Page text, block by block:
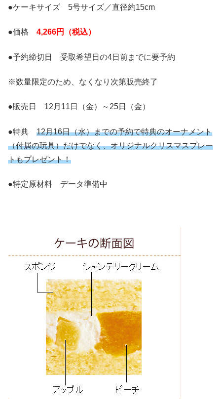
●ケーキサイズ 5号サイズ／直径約15cm
●価格 4,266円（税込）
●予約締切日 受取希望日の4日前までに要予約
※数量限定のため、なくなり次第販売終了
●販売日 12月11日（金）～25日（金）
●特典 12月16日（水）までの予約で特典のオーナメント
（付属の玩具）だけでなく、オリジナルクリスマスプレー
トもプレゼント！
●特定原材料 データ準備中